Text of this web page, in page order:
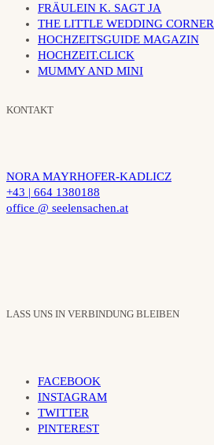
FRÄULEIN K. SAGT JA
THE LITTLE WEDDING CORNER
HOCHZEITSGUIDE MAGAZIN
HOCHZEIT.CLICK
MUMMY AND MINI
KONTAKT
NORA MAYRHOFER-KADLICZ
+43 | 664 1380188
office @ seelensachen.at
LASS UNS IN VERBINDUNG BLEIBEN
FACEBOOK
INSTAGRAM
TWITTER
PINTEREST